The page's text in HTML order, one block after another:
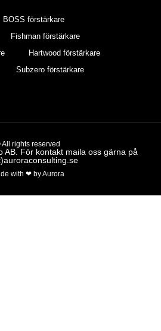
BOSS förstärkare
Fishman förstärkare
Hartwood förstärkare
Subzero förstärkare
All rights reserved
AB. För kontakt maila oss gärna på
with ❤ by Aurora